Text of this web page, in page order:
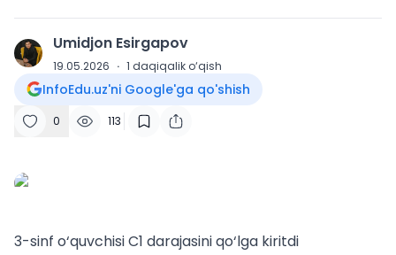
U Umidjon Esirgapov
19.05.2026 · 1 daqiqalik o‘qish
InfoEdu.uz'ni Google'ga qo'shish
0 113
3-sinf o‘quvchisi C1 darajasini qo‘lga kiritdi